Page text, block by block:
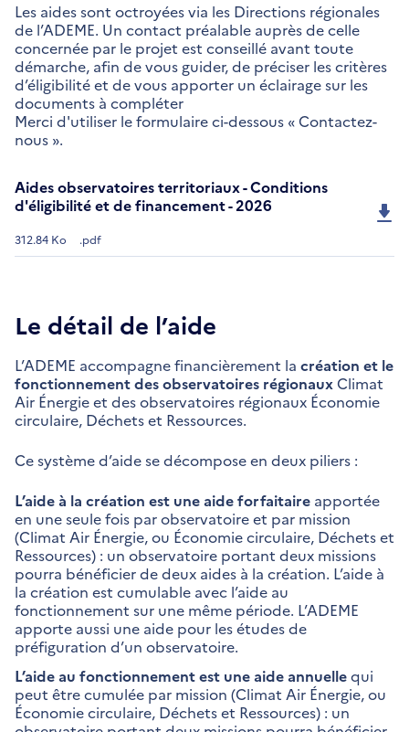
Les aides sont octroyées via les Directions régionales
de l’ADEME. Un contact préalable auprès de celle
concernée par le projet est conseillé avant toute
démarche, afin de vous guider, de préciser les critères
d’éligibilité et de vous apporter un éclairage sur les
documents à compléter
Merci d'utiliser le formulaire ci-dessous « Contactez-
nous ».
Aides observatoires territoriaux - Conditions
d'éligibilité et de financement - 2026
312.84 Ko .pdf
Le détail de l’aide
L’ADEME accompagne financièrement la création et le
fonctionnement des observatoires régionaux Climat
Air Énergie et des observatoires régionaux Économie
circulaire, Déchets et Ressources.
Ce système d’aide se décompose en deux piliers :
L’aide à la création est une aide forfaitaire apportée
en une seule fois par observatoire et par mission
(Climat Air Énergie, ou Économie circulaire, Déchets et
Ressources) : un observatoire portant deux missions
pourra bénéficier de deux aides à la création. L’aide à
la création est cumulable avec l’aide au
fonctionnement sur une même période. L’ADEME
apporte aussi une aide pour les études de
préfiguration d’un observatoire.
L’aide au fonctionnement est une aide annuellequi
peut être cumulée par mission (Climat Air Énergie, ou
Économie circulaire, Déchets et Ressources) : un